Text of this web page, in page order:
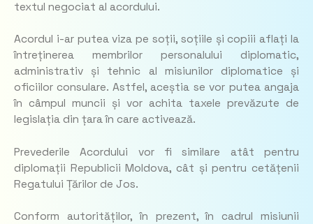
textul negociat al acordului.
Acordul i-ar putea viza pe soții, soțiile și copiii aflați la
întreținerea membrilor personalului diplomatic,
administrativ și tehnic al misiunilor diplomatice și
oficiilor consulare. Astfel, aceștia se vor putea angaja
în câmpul muncii și vor achita taxele prevăzute de
legislația din țara în care activează.
Prevederile Acordului vor fi similare atât pentru
diplomații Republicii Moldova, cât și pentru cetățenii
Regatului Țărilor de Jos.
Conform autorităților, în prezent, în cadrul misiunii